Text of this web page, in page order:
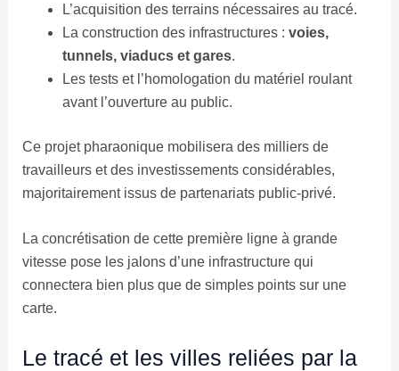
L’acquisition des terrains nécessaires au tracé.
La construction des infrastructures : voies,
tunnels, viaducs et gares.
Les tests et l’homologation du matériel roulant
avant l’ouverture au public.
Ce projet pharaonique mobilisera des milliers de
travailleurs et des investissements considérables,
majoritairement issus de partenariats public-privé.
La concrétisation de cette première ligne à grande
vitesse pose les jalons d’une infrastructure qui
connectera bien plus que de simples points sur une
carte.
Le tracé et les villes reliées par la